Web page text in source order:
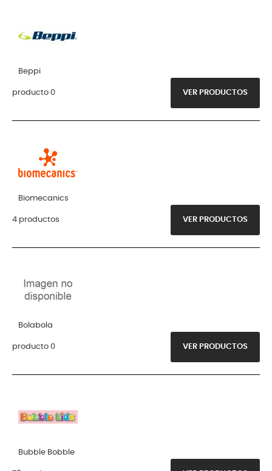
Beppi
producto 0 VER PRODUCTOS
Biomecanics
4 productos VER PRODUCTOS
Bolabola
producto 0 VER PRODUCTOS
Bubble Bobble